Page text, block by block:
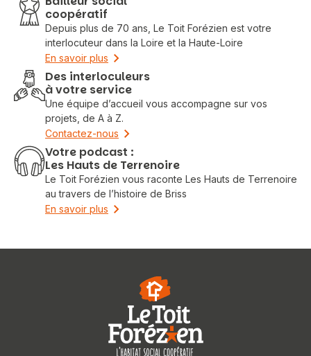
coopératif
Depuis plus de 70 ans, Le Toit Forézien est votre
interlocuteur dans la Loire et la Haute-Loire
En savoir plus
Des interloculeurs
à votre service
Une équipe d’accueil vous accompagne sur vos
projets, de A à Z.
Contactez-nous
Votre podcast :
Les Hauts de Terrenoire
Le Toit Forézien vous raconte Les Hauts de Terrenoire
au travers de l’histoire de Briss
En savoir plus